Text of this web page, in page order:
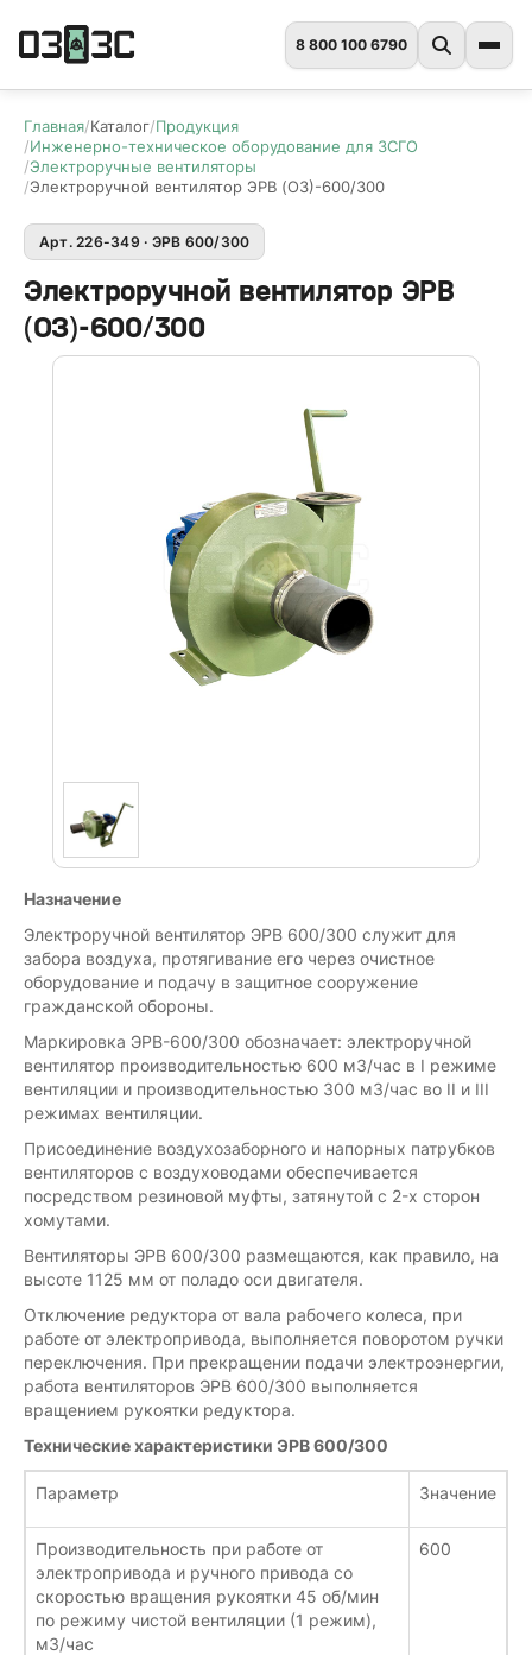
8 800 100 6790
Главная Каталог Продукция
Инженерно-техническое оборудование для ЗСГО
Электроручные вентиляторы
Электроручной вентилятор ЭРВ (ОЗ)-600/300
Арт. 226-349 · ЭРВ 600/300
​Электроручной вентилятор ЭРВ
(ОЗ)-600/300
Назначение
Электроручной вентилятор ЭРВ 600/300 служит для
забора воздуха, протягивание его через очистное
оборудование и подачу в защитное сооружение
гражданской обороны.
Маркировка ЭРВ-600/300 обозначает: электроручной
вентилятор производительностью 600 м3/час в I режиме
вентиляции и производительностью 300 м3/час во II и III
режимах вентиляции.
Присоединение воздухозаборного и напорных патрубков
вентиляторов с воздуховодами обеспечивается
посредством резиновой муфты, затянутой с 2-х сторон
хомутами.
Вентиляторы ЭРВ 600/300 размещаются, как правило, на
высоте 1125 мм от поладо оси двигателя.
Отключение редуктора от вала рабочего колеса, при
работе от электропривода, выполняется поворотом ручки
переключения. При прекращении подачи электроэнергии,
работа вентиляторов ЭРВ 600/300 выполняется
вращением рукоятки редуктора.
Технические характеристики ЭРВ 600/300
Параметр Значение
Производительность при работе от
электропривода и ручного привода со
скоростью вращения рукоятки 45 об/мин
по режиму чистой вентиляции (1 режим),
м3/час
600